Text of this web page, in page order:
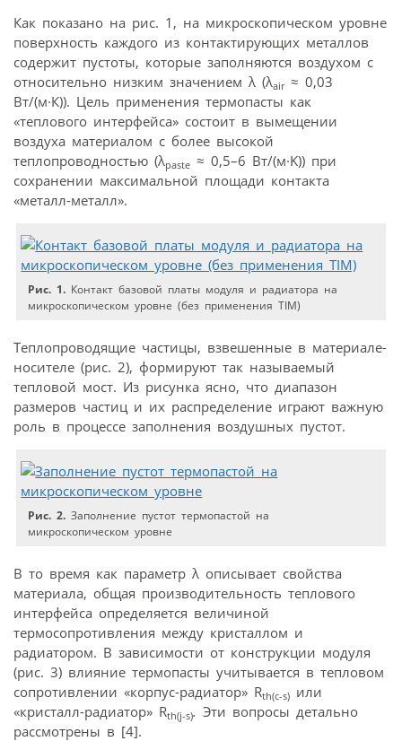
Как показано на рис. 1, на микроскопическом уровне
поверхность каждого из контактирующих металлов
содержит пустоты, которые заполняются воздухом с
относительно низким значением λ (λair≈ 0,03
Вт/(м·К)). Цель применения термопасты как
«теплового интерфейса» состоит в вымещении
воздуха материалом с более высокой
теплопроводностью (λpaste ≈ 0,5–6 Вт/(м·K)) при
сохранении максимальной площади контакта
«металл-металл».
Рис. 1. Контакт базовой платы модуля и радиатора на
микроскопическом уровне (без применения TIM)
Теплопроводящие частицы, взвешенные в материале-
носителе (рис. 2), формируют так называемый
тепловой мост. Из рисунка ясно, что диапазон
размеров частиц и их распределение играют важную
роль в процессе заполнения воздушных пустот.
Рис. 2. Заполнение пустот термопастой на
микроскопическом уровне
В то время как параметр λ описывает свойства
материала, общая производительность теплового
интерфейса определяется величиной
термосопротивления между кристаллом и
радиатором. В зависимости от конструкции модуля
(рис. 3) влияние термопасты учитывается в тепловом
сопротивлении «корпус-радиатор» Rth(c-s) или
«кристалл-радиатор» Rth(j-s). Эти вопросы детально
рассмотрены в [4].